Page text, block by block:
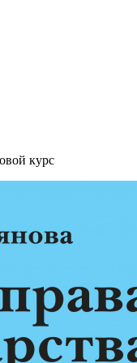
курс